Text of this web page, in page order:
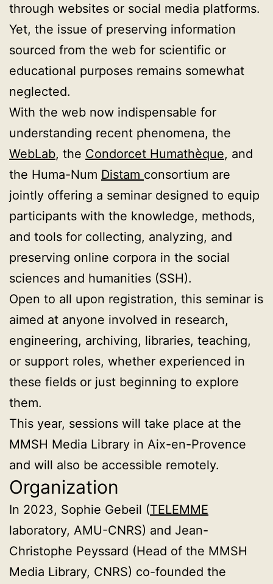
through websites or social media platforms.
Yet, the issue of preserving information
sourced from the web for scientific or
educational purposes remains somewhat
neglected.
With the web now indispensable for
understanding recent phenomena, the
WebLab, the Condorcet Humathèque, and
the Huma-Num Distam consortium are
jointly offering a seminar designed to equip
participants with the knowledge, methods,
and tools for collecting, analyzing, and
preserving online corpora in the social
sciences and humanities (SSH).
Open to all upon registration, this seminar is
aimed at anyone involved in research,
engineering, archiving, libraries, teaching,
or support roles, whether experienced in
these fields or just beginning to explore
them.
This year, sessions will take place at the
MMSH Media Library in Aix-en-Provence
and will also be accessible remotely.
Organization
In 2023, Sophie Gebeil (TELEMME
laboratory, AMU-CNRS) and Jean-
Christophe Peyssard (Head of the MMSH
Media Library, CNRS) co-founded the